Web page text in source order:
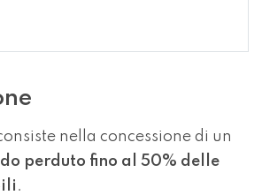
nella concessione di un
perduto fino al 50% delle
.